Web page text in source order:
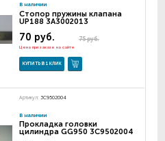
В наличии
Стопор пружины клапана
UP188 3A3002013
75 руб.
70 руб.
Цена при заказе на сайте
КУПИТЬ В 1 КЛИК
Артикул: 3C9502004
В наличии
Прокладка головки
цилиндра GG950 3С9502004